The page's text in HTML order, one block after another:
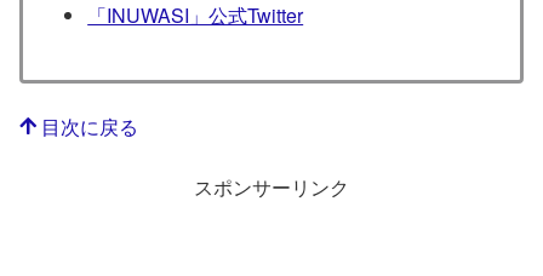
「INUWASI」公式Twitter
目次に戻る
スポンサーリンク